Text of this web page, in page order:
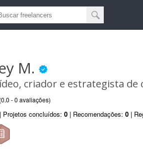
M.
criador e estrategista de
(0.0 - 0 avaliações)
| Projetos concluídos: 0 | Recomendações: 0 |